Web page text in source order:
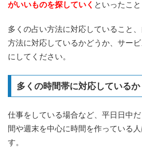
がいいものを探していく といったこと
多くの占い方法に対応していること
方法に対応しているかどうか、サー
にしてください。
多くの時間帯に対応しているか
仕事をしている場合など、平日日中
間や週末を中心に時間を作っている
す。